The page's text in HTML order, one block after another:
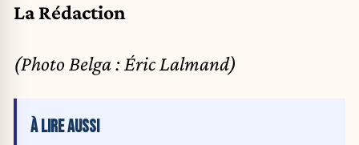
La Rédaction
(Photo Belga : Éric Lalmand)
À LIRE AUSSI